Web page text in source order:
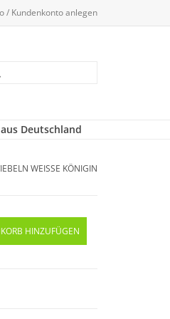
/ Kundenkonto anlegen
Deutschland
WEISSE KÖNIGIN
HINZUFÜGEN